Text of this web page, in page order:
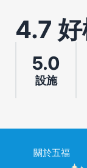
4.7 好
5.0
設施
關於五福